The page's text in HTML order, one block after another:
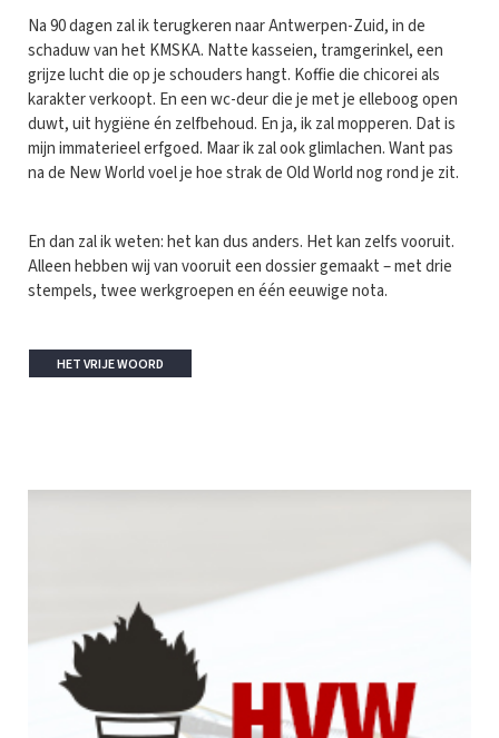
Na 90 dagen zal ik terugkeren naar Antwerpen-Zuid, in de
schaduw van het KMSKA. Natte kasseien, tramgerinkel, een
grijze lucht die op je schouders hangt. Koffie die chicorei als
karakter verkoopt. En een wc-deur die je met je elleboog open
duwt, uit hygiëne én zelfbehoud. En ja, ik zal mopperen. Dat is
mijn immaterieel erfgoed. Maar ik zal ook glimlachen. Want pas
na de New World voel je hoe strak de Old World nog rond je zit.
En dan zal ik weten: het kan dus anders. Het kan zelfs vooruit.
Alleen hebben wij van vooruit een dossier gemaakt – met drie
stempels, twee werkgroepen en één eeuwige nota.
HET VRIJE WOORD